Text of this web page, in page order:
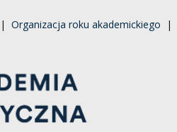
| Organizacja roku akademickiego |